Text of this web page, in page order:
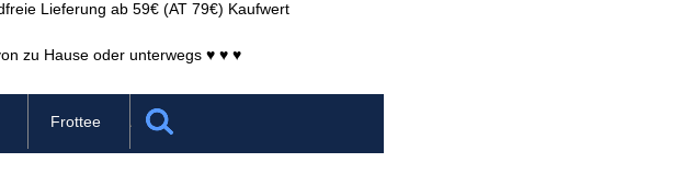
Lieferung ab 59€ (AT 79€) Kaufwert
zu Hause oder unterwegs ♥ ♥ ♥
Frottee